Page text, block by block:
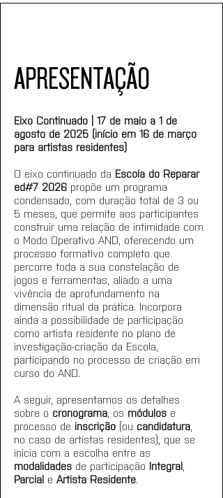
APRESENTAÇÃO
Eixo Continuado | 17 de maio a 1 de
agosto de 2025 (início em 16 de março
para artistas residentes)
O eixo continuado da Escola do Reparar
ed#7 2026 propõe um programa
condensado, com duração total de 3 ou
5 meses, que permite aos participantes
construir uma relação de intimidade com
o Modo Operativo AND, oferecendo um
processo formativo completo que
percorre toda a sua constelação de
jogos e ferramentas, aliado a uma
vivência de aprofundamento na
dimensão ritual da prática. Incorpora
ainda a possibilidade de participação
como artista residente no plano de
investigação-criação da Escola,
participando no processo de criação em
curso do AND.
A seguir, apresentamos os detalhes
sobre o cronograma, os módulos e
processo de inscrição (ou candidatura,
no caso de artistas residentes), que se
inicia com a escolha entre as
modalidades de participação Integral,
Parcial e Artista Residente.